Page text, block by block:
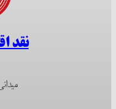
نقد